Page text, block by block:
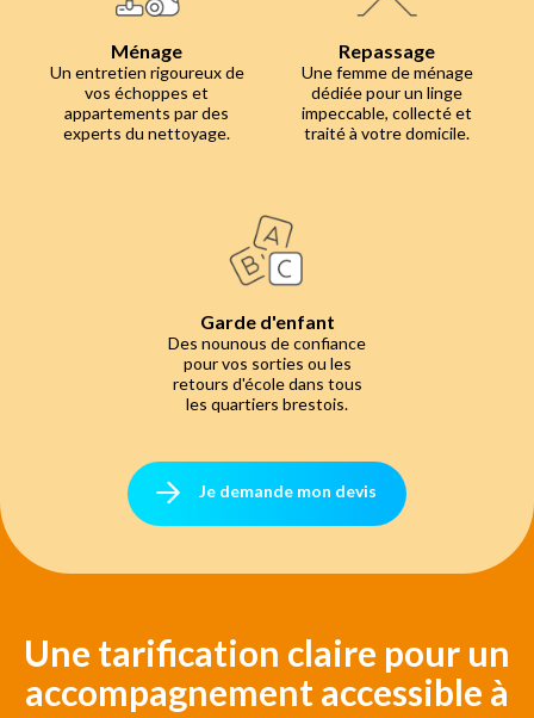
Ménage
Un entretien rigoureux de
vos échoppes et
appartements par des
experts du nettoyage.
Repassage
Une femme de ménage
dédiée pour un linge
impeccable, collecté et
traité à votre domicile.
Garde d'enfant
Des nounous de confiance
pour vos sorties ou les
retours d'école dans tous
les quartiers brestois.
Je demande mon devis
Une tarification claire pour un
accompagnement accessible à